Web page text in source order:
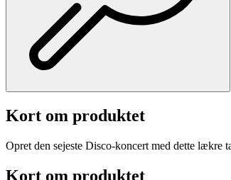
Kort om produktet
Opret den sejeste Disco-koncert med dette lækre
Kort om produktet